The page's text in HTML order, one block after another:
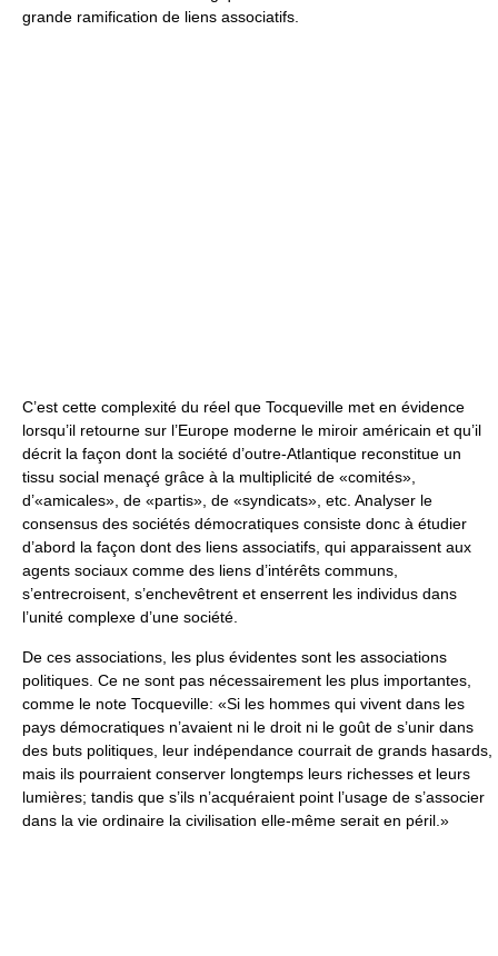
grande ramification de liens associatifs.
C’est cette complexité du réel que Tocqueville met en évidence
lorsqu’il retourne sur l’Europe moderne le miroir américain et qu’il
décrit la façon dont la société d’outre-Atlantique reconstitue un
tissu social menaçé grâce à la multiplicité de «comités»,
d’«amicales», de «partis», de «syndicats», etc. Analyser le
consensus des sociétés démocratiques consiste donc à étudier
d’abord la façon dont des liens associatifs, qui apparaissent aux
agents sociaux comme des liens d’intérêts communs,
s’entrecroisent, s’enchevêtrent et enserrent les individus dans
l’unité complexe d’une société.
De ces associations, les plus évidentes sont les associations
politiques. Ce ne sont pas nécessairement les plus importantes,
comme le note Tocqueville: «Si les hommes qui vivent dans les
pays démocratiques n’avaient ni le droit ni le goût de s’unir dans
des buts politiques, leur indépendance courrait de grands hasards,
mais ils pourraient conserver longtemps leurs richesses et leurs
lumières; tandis que s’ils n’acquéraient point l’usage de s’associer
dans la vie ordinaire la civilisation elle-même serait en péril.»